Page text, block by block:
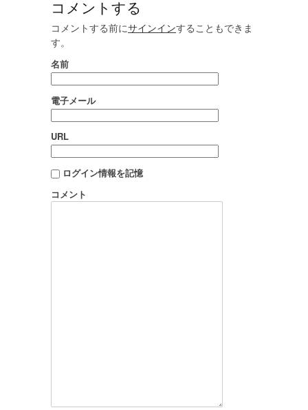
コメントする
コメントする前にサインインすることもできま
す。
名前
電子メール
URL
ログイン情報を記憶
コメント